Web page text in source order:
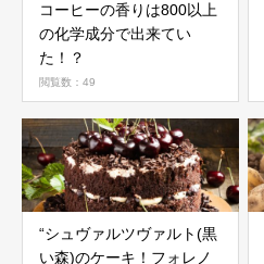
コーヒーの香りは800以上
の化学成分で出来てい
た！？
閲覧数：49
“シュヴァルツヴァルト(黒
い森)のケーキ！フォレノ